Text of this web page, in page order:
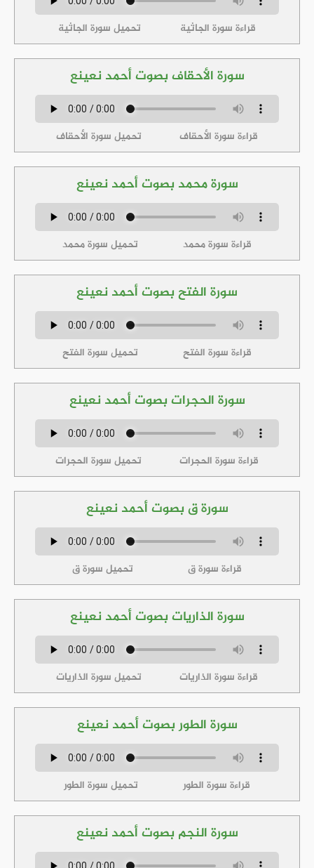
قراءة سورة الجاثية تحميل سورة الجاثية
سورة الأحقاف بصوت أحمد نعينع
قراءة سورة الأحقاف تحميل سورة الأحقاف
سورة محمد بصوت أحمد نعينع
قراءة سورة محمد تحميل سورة محمد
سورة الفتح بصوت أحمد نعينع
قراءة سورة الفتح تحميل سورة الفتح
سورة الحجرات بصوت أحمد نعينع
قراءة سورة الحجرات تحميل سورة الحجرات
سورة ق بصوت أحمد نعينع
قراءة سورة ق تحميل سورة ق
سورة الذاريات بصوت أحمد نعينع
قراءة سورة الذاريات تحميل سورة الذاريات
سورة الطور بصوت أحمد نعينع
قراءة سورة الطور تحميل سورة الطور
سورة النجم بصوت أحمد نعينع